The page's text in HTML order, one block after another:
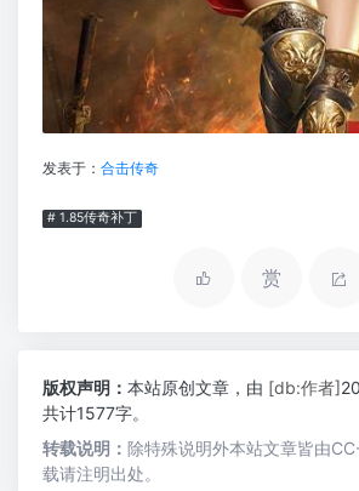
发表于： 合击传奇
# 1.85传奇补丁
赏
版权声明： 本站原创文章，由 [db:作者]
共计1577字。
转载说明： 除特殊说明外本站文章皆由
载请注明出处。